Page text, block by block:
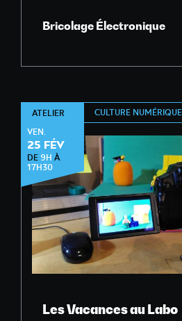
Bricolage Électronique
ATELIER
VEN.
25 FÉV
DE 9H À
17H30
CULTURE
Les Vacances au Labo